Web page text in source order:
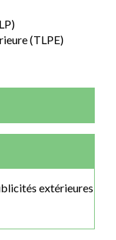
(TLPE)
extérieures